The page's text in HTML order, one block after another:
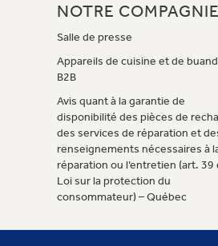
NOTRE COMPAGNIE
Salle de presse
Appareils de cuisine et de
B2B
Avis quant à la garantie de
disponibilité des pièces de
des services de réparation et
renseignements nécessaires à
réparation ou l’entretien (art. 39
Loi sur la protection du
consommateur) – Québec